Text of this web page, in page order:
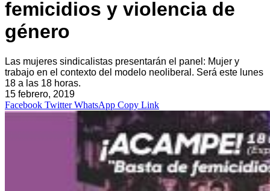
femicidios y violencia de
género
Las mujeres sindicalistas presentarán el panel: Mujer y
trabajo en el contexto del modelo neoliberal. Será este lunes
18 a las 18 horas.
15 febrero, 2019
Facebook Twitter WhatsApp Copy Link